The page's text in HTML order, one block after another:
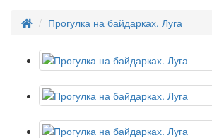
Прогулка на байдарках. Луга